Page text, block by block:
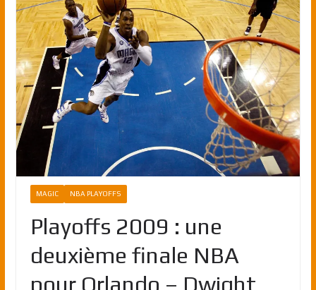
MAGIC NBA PLAYOFFS
Playoffs 2009 : une
deuxième finale NBA
pour Orlando – Dwight